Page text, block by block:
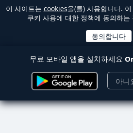
이 사이트는 cookies을(를) 사용합니다.
쿠키 사용에 대한 정책에 동의하는
무료 모바일 앱을 설치하세요
아니